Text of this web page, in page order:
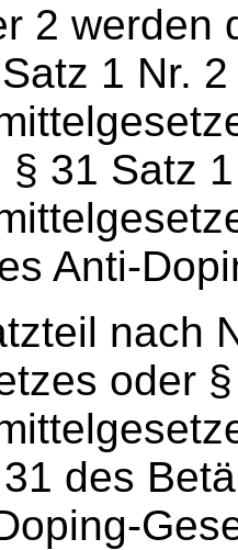
2 werden
1 Nr.
§ 31 Satz
Anti-
nach
oder
des